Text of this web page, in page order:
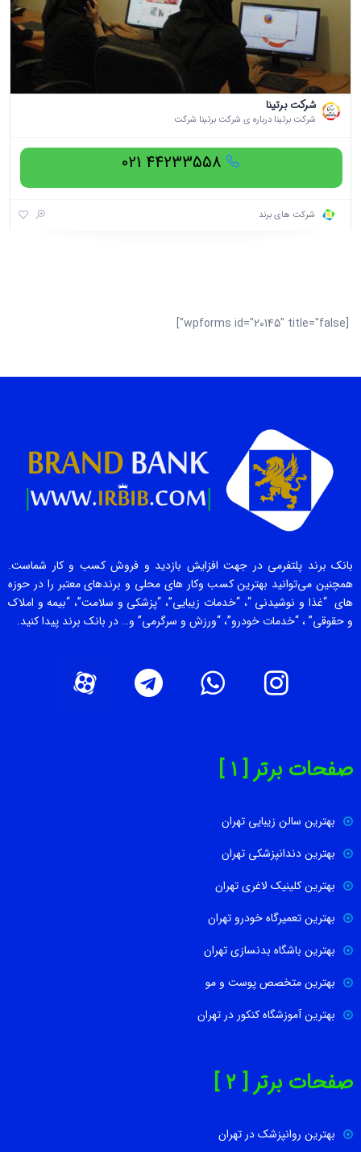
شرکت برتینا
شرکت برتینا درباره ی شرکت برتینا شرکت
44233558 021
شرکت های برند
[wpforms id="20145" title="false"]
بانک برند پلتفرمی در جهت افزایش بازدید و فروش کسب و کار شماست.
همچنین می‌توانید بهترین کسب وکار های محلی و برندهای معتبر را در حوزه
های “غذا و نوشیدنی “، “خدمات زیبایی”، “پزشکی و سلامت”، “بیمه و املاک
و حقوقی” ، “خدمات خودرو”، “ورزش و سرگرمی” و… در بانک برند پیدا کنید.
صفحات برتر [ 1 ]
بهترین سالن زیبایی تهران
بهترین دندانپزشکی تهران
بهترین کلینیک لاغری تهران
بهترین تعمیرگاه خودرو تهران
بهترین باشگاه بدنسازی تهران
بهترین متخصص پوست و مو
بهترین آموزشگاه کنکور در تهران
صفحات برتر [ 2 ]
بهترین روانپزشک در تهران